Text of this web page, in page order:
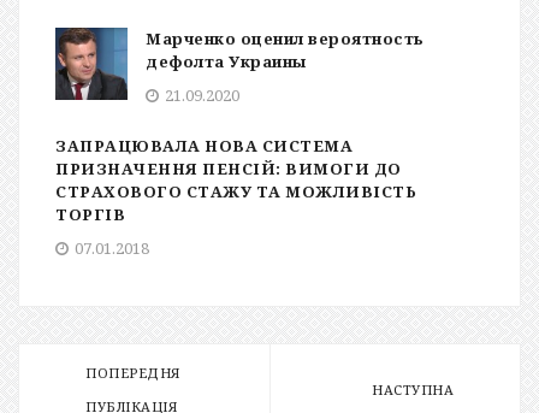
Марченко оценил вероятность
дефолта Украины
21.09.2020
ЗАПРАЦЮВАЛА НОВА СИСТЕМА
ПРИЗНАЧЕННЯ ПЕНСІЙ: ВИМОГИ ДО
СТРАХОВОГО СТАЖУ ТА МОЖЛИВІСТЬ
ТОРГІВ
07.01.2018
ПОПЕРЕДНЯ
ПУБЛІКАЦІЯ
НАСТУПНА